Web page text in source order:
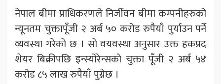
नेपाल बीमा प्राधिकरणले निर्जीवन बीमा कम्पनीहरुको
न्यूनतम चुक्तापूँजी २ अर्ब ५० करोड रुपैयाँ पुर्याउन पर्ने
व्यवस्था गरेको छ । सो वयवस्था अनुसार उक्त हकप्रद
शेयर बिक्रीपछि इन्स्योरेन्सको चुक्ता पूँजी २ अर्ब ५४
करोड ८५ लाख रुपैयाँ पुग्नेछ ।